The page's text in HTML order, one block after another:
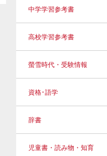
中学学習参考書
高校学習参考書
螢雪時代・受験情報
資格･語学
辞書
児童書・読み物・知育